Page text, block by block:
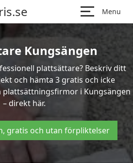
Menu
Kungsängen
plattsättare? Beskriv ditt
och hämta 3 gratis och icke
i Kungsängen
– direkt här.
gratis och utan förpliktelser